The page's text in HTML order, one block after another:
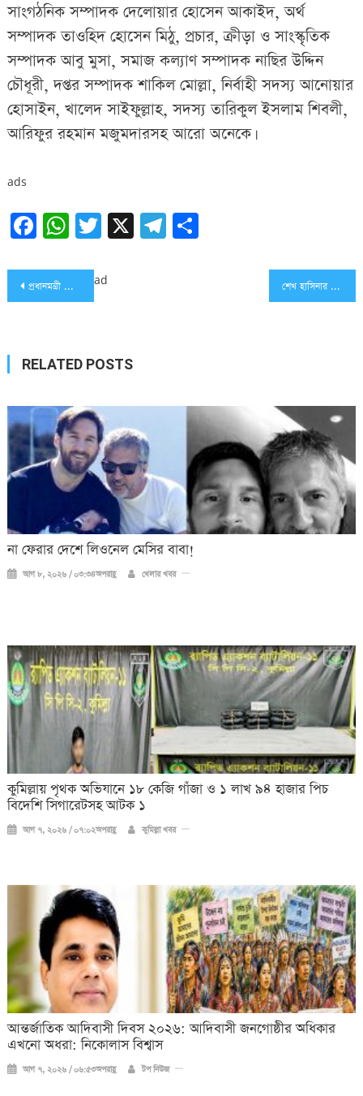
সাংগঠনিক সম্পাদক দেলোয়ার হোসেন আকাইদ, অর্থ
সম্পাদক তাওহিদ হোসেন মিঠু, প্রচার, ক্রীড়া ও সাংস্কৃতিক
সম্পাদক আবু মুসা, সমাজ কল্যাণ সম্পাদক নাছির উদ্দিন
চৌধূরী, দপ্তর সম্পাদক শাকিল মোল্লা, নির্বাহী সদস্য আনোয়ার
হোসাইন, খালেদ সাইফুল্লাহ, সদস্য তারিকুল ইসলাম শিবলী,
আরিফুর রহমান মজুমদারসহ আরো অনেকে।
ads
Facebook
WhatsApp
Twitter
X Telegram
Share
Post
প্রধানমন্ত্রী শেখ হাসিনার ৭৩তম জন্মদিন আজ শেখ হাসিনার নেতৃত্বে সবাইকে ঐক্যবদ্ধ হতে হবে: এমপি বাহার
ad
RELATED POSTS
না ফেরার দেশে লিওনেল মেসির বাবা!
আগ ৮, ২০২৬ / ০৩:৩৪অপরাহ্ণ খেলার খবর
কুমিল্লায় পৃথক অভিযানে ১৮ কেজি গাঁজা ও ১ লাখ ৯৪ হাজার পিচ
বিদেশি সিগারেটসহ আটক ১
আগ ৭, ২০২৬ / ০৭:০২অপরাহ্ণ কুমিল্লা খবর
আন্তর্জাতিক আদিবাসী দিবস ২০২৬: আদিবাসী জনগোষ্ঠীর অধিকার
এখনো অধরা: নিকোলাস বিশ্বাস
আগ ৭, ২০২৬ / ০৬:৫৩অপরাহ্ণ টপ নিউজ